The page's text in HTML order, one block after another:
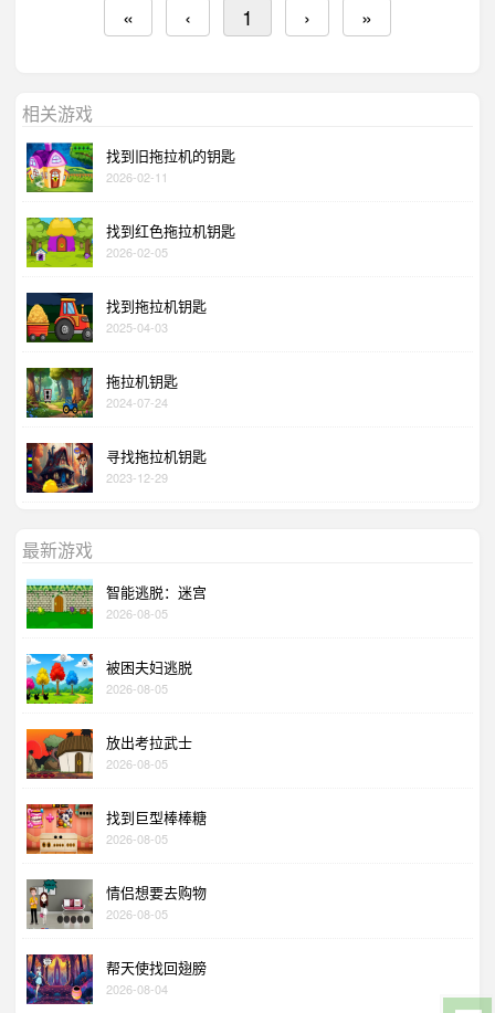
« ‹ 1 › »
相关游戏
找到旧拖拉机的钥匙
2026-02-11
找到红色拖拉机钥匙
2026-02-05
找到拖拉机钥匙
2025-04-03
拖拉机钥匙
2024-07-24
寻找拖拉机钥匙
2023-12-29
最新游戏
智能逃脱：迷宫
2026-08-05
被困夫妇逃脱
2026-08-05
放出考拉武士
2026-08-05
找到巨型棒棒糖
2026-08-05
情侣想要去购物
2026-08-05
帮天使找回翅膀
2026-08-04